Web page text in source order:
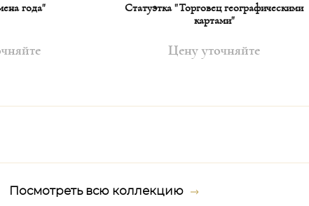
года"
Статуэтка "Торговец географическими
картами"
Цену уточняйте
Посмотреть всю коллекцию